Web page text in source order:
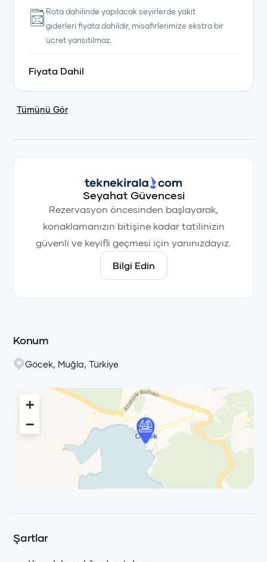
Rota dahilinde yapılacak seyirlerde yakıt
giderleri fiyata dahildir, misafirlerimize ekstra bir
ücret yansıtılmaz.
Fiyata Dahil
Tümünü Gör
Seyahat Güvencesi
Rezervasyon öncesinden başlayarak,
konaklamanızın bitişine kadar tatilinizin
güvenli ve keyifli geçmesi için yanınızdayız.
Bilgi Edin
Konum
Göcek Muğla Türkiye
+
−
Şartlar